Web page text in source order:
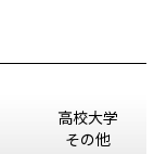
高校大学
その他